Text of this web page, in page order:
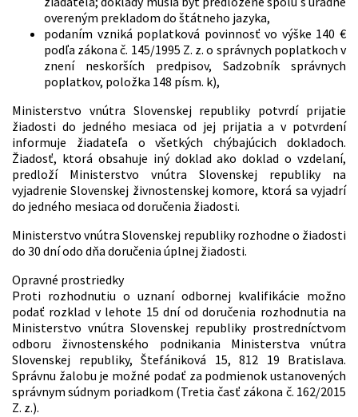
overeným prekladom do štátneho jazyka,
podaním vzniká poplatková povinnosť vo výške 140 €
podľa zákona č. 145/1995 Z. z. o správnych poplatkoch v
znení neskorších predpisov, Sadzobník správnych
poplatkov, položka 148 písm. k),
Ministerstvo vnútra Slovenskej republiky potvrdí prijatie
žiadosti do jedného mesiaca od jej prijatia a v potvrdení
informuje žiadateľa o všetkých chýbajúcich dokladoch.
Žiadosť, ktorá obsahuje iný doklad ako doklad o vzdelaní,
predloží Ministerstvo vnútra Slovenskej republiky na
vyjadrenie Slovenskej živnostenskej komore, ktorá sa vyjadrí
do jedného mesiaca od doručenia žiadosti.
Ministerstvo vnútra Slovenskej republiky rozhodne o žiadosti
do 30 dní odo dňa doručenia úplnej žiadosti.
Opravné prostriedky
Proti rozhodnutiu o uznaní odbornej kvalifikácie možno
podať rozklad v lehote 15 dní od doručenia rozhodnutia na
Ministerstvo vnútra Slovenskej republiky prostredníctvom
odboru živnostenského podnikania Ministerstva vnútra
Slovenskej republiky, Štefániková 15, 812 19 Bratislava.
Správnu žalobu je možné podať za podmienok ustanovených
správnym súdnym poriadkom (Tretia časť zákona č. 162/2015
Z. z.).